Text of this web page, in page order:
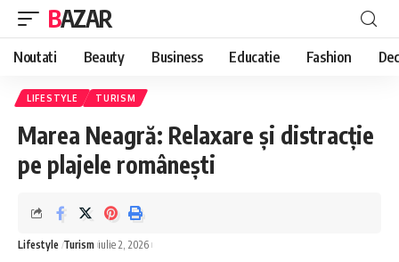
BAZAR
Noutati Beauty Business Educatie Fashion
LIFESTYLE TURISM
Marea Neagră: Relaxare și distracție
pe plajele românești
Lifestyle Turism iulie 2, 2026